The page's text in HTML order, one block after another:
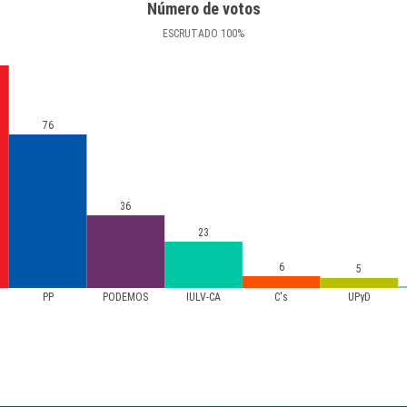
Número de votos
ESCRUTADO 100%
PP PODEMOS IULV-CA C's UPyD
76
36
23
6 5